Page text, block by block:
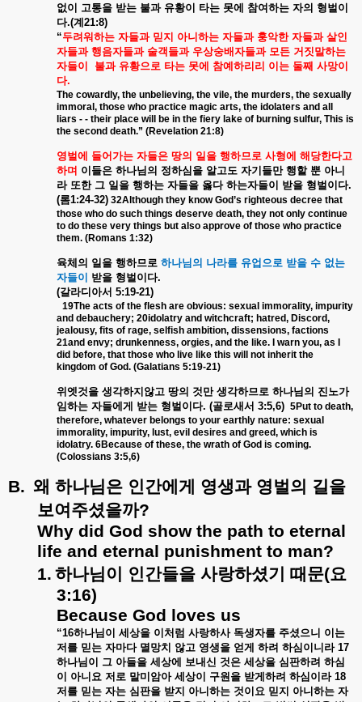
없이
고통을 받는 불과 유황이 타는 못에 참여하는 자의 형벌이
다.(계21:8)
“두려워하는 자들과 믿지 아니하는 자들과 훙악한 자들과 살인
자들과 행음자들과 술객들과 우상숭배자들과 모든 거짓말하는
자들이
불과 유황으로 타는 못에 참예하리리 이는 둘째 사망이
다.
The cowardly, the unbelieving, the vile, the murders, the sexually
immoral, those who practice magic arts, the idolaters and all
liars - - their place will be in the fiery lake of burning sulfur, This is
the second death.” (Revelation 21:8)
영벌에 들어가는 자들은 땅의 일을 행하므로 사형에 해당한다고
하며 이들은 하나님의 정하심을 알고도 자기들만 행할 뿐 아니
라 또한 그 일을 행하는 자들을 옳다 하는자들이 받을 형벌이다.
(롬1:24-32) 32Although they know God’s righteous decree that
those who do such things deserve death, they not only continue
to do these very things but also approve of those who practice
them. (Romans 1:32)
육체의 일을 행하므로 하나님의 나라를 유업으로 받을 수 없는
자들이
받을 형벌이다.
(갈라디아서 5:19-21)
19The acts of the flesh are obvious: sexual immorality, impurity
and debauchery; 20idolatry and witchcraft; hatred, Discord,
jealousy, fits of rage, selfish ambition, dissensions, factions
21and envy; drunkenness, orgies, and the like. I warn you, as I
did before, that those who live like this will not inherit the
kingdom of God. (Galatians 5:19-21)
위엣것을 생각하지않고 땅의 것만 생각하므로 하나님의 진노가
임하는 자들에게 받는 형벌이다. (골로새서 3:5,6) 5Put to death,
therefore, whatever belongs to your earthly nature: sexual
immorality, impurity, lust, evil desires and greed, which is
idolatry. 6Because of these, the wrath of God is coming.
(Colossians 3:5,6)
B. 왜 하나님은 인간에게 영생과 영벌의 길을
보여주셨을까?
Why did God show the path to eternal
life and eternal punishment to man?
1. 하나님이 인간들을 사랑하셨기 때문(요
3:16)
Because God loves us
“16하나님이 세상을 이처럼 사랑하사 독생자를 주셨으니 이는
저를 믿는 자마다 멸망치 않고 영생을 얻게 하려 하심이니라17
하나님이
그 아들을 세상에 보내신 것은 세상을 심판하려 하심
이
아니요 저로 말미암아 세상이 구원을 받게하려 하심이라18
저를 믿는 자는 심판을 받지 아니하는 것이요 믿지 아니하는 자